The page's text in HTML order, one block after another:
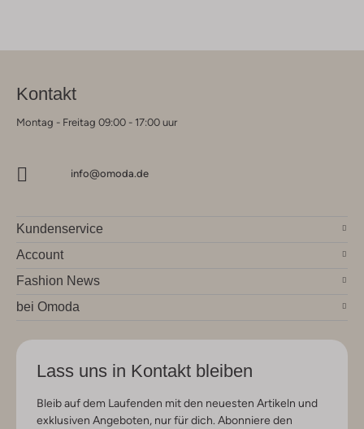
Kontakt
Montag - Freitag 09:00 - 17:00 uur
info@omoda.de
Kundenservice
Account
Fashion News
bei Omoda
Lass uns in Kontakt bleiben
Bleib auf dem Laufenden mit den neuesten Artikeln und
exklusiven Angeboten, nur für dich. Abonniere den